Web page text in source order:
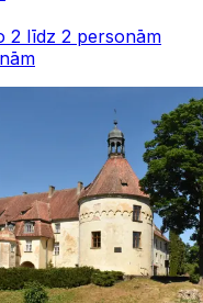
2 līdz 2 personām